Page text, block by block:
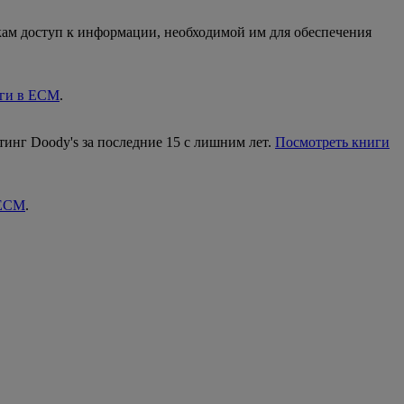
доступ к информации, необходимой им для обеспечения
в ECM.
Doody's за последние 15 с лишним лет. Посмотреть книги
.